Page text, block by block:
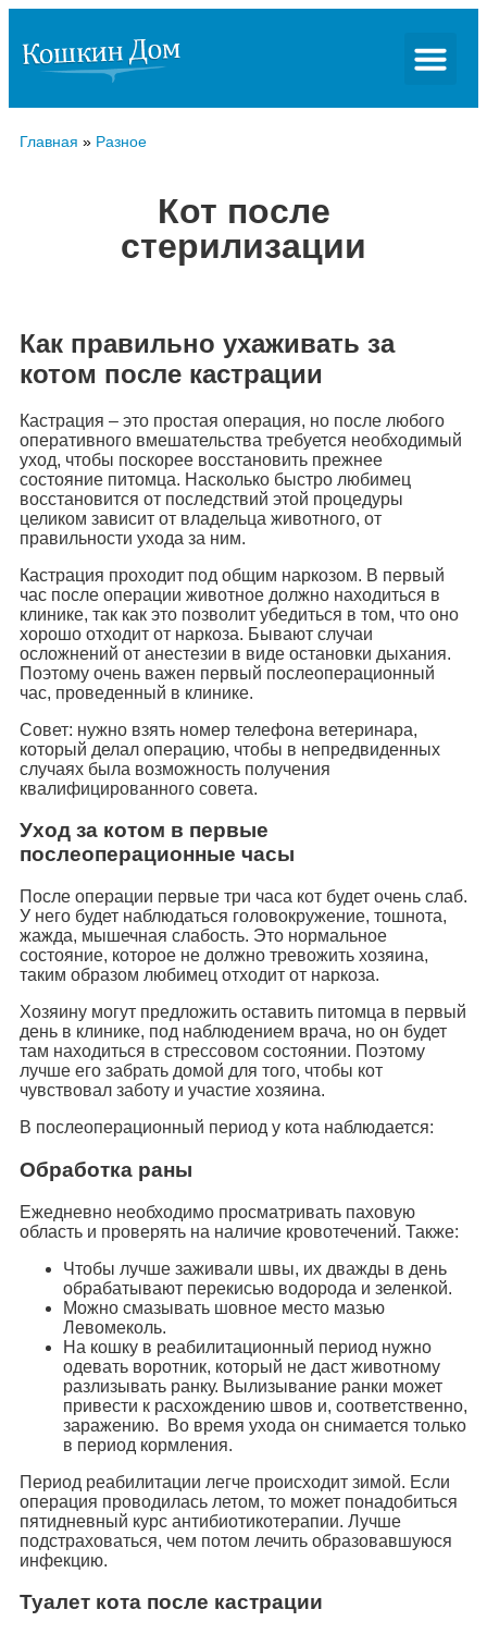
Главная » Разное
Кот после
стерилизации
Как правильно ухаживать за
котом после кастрации
Кастрация – это простая операция, но после любого
оперативного вмешательства требуется необходимый
уход, чтобы поскорее восстановить прежнее
состояние питомца. Насколько быстро любимец
восстановится от последствий этой процедуры
целиком зависит от владельца животного, от
правильности ухода за ним.
Кастрация проходит под общим наркозом. В первый
час после операции животное должно находиться в
клинике, так как это позволит убедиться в том, что оно
хорошо отходит от наркоза. Бывают случаи
осложнений от анестезии в виде остановки дыхания.
Поэтому очень важен первый послеоперационный
час, проведенный в клинике.
Совет: нужно взять номер телефона ветеринара,
который делал операцию, чтобы в непредвиденных
случаях была возможность получения
квалифицированного совета.
Уход за котом в первые
послеоперационные часы
После операции первые три часа кот будет очень слаб.
У него будет наблюдаться головокружение, тошнота,
жажда, мышечная слабость. Это нормальное
состояние, которое не должно тревожить хозяина,
таким образом любимец отходит от наркоза.
Хозяину могут предложить оставить питомца в первый
день в клинике, под наблюдением врача, но он будет
там находиться в стрессовом состоянии. Поэтому
лучше его забрать домой для того, чтобы кот
чувствовал заботу и участие хозяина.
В послеоперационный период у кота наблюдается:
Обработка раны
Ежедневно необходимо просматривать паховую
область и проверять на наличие кровотечений. Также:
Чтобы лучше заживали швы, их дважды в день
обрабатывают перекисью водорода и зеленкой.
Можно смазывать шовное место мазью
Левомеколь.
На кошку в реабилитационный период нужно
одевать воротник, который не даст животному
разлизывать ранку. Вылизывание ранки может
привести к расхождению швов и, соответственно,
заражению. Во время ухода он снимается только
в период кормления.
Период реабилитации легче происходит зимой. Если
операция проводилась летом, то может понадобиться
пятидневный курс антибиотикотерапии. Лучше
подстраховаться, чем потом лечить образовавшуюся
инфекцию.
Туалет кота после кастрации